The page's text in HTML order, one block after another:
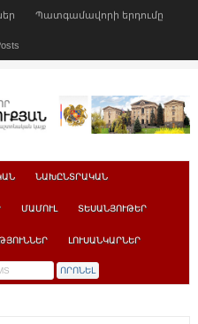
Պատգամավորի երդումը
ՆԱԽԸՆՏՐԱԿԱՆ
ՄԱՄՈՒԼ ՏԵՍԱՆՅՈՒԹԵՐ
ԼՈՒՍԱՆԿԱՐՆԵՐ